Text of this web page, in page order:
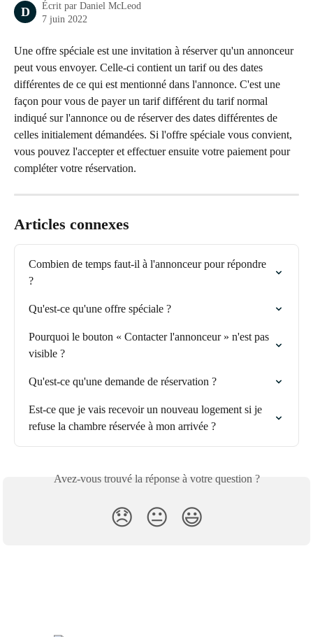
D Écrit par Daniel McLeod
7 juin 2022
Une offre spéciale est une invitation à réserver qu'un annonceur
peut vous envoyer. Celle-ci contient un tarif ou des dates
différentes de ce qui est mentionné dans l'annonce. C'est une
façon pour vous de payer un tarif différent du tarif normal
indiqué sur l'annonce ou de réserver des dates différentes de
celles initialement démandées. Si l'offre spéciale vous convient,
vous pouvez l'accepter et effectuer ensuite votre paiement pour
compléter votre réservation.
Articles connexes
Combien de temps faut-il à l'annonceur pour répondre
?
Qu'est-ce qu'une offre spéciale ?
Pourquoi le bouton « Contacter l'annonceur » n'est pas
visible ?
Qu'est-ce qu'une demande de réservation ?
Est-ce que je vais recevoir un nouveau logement si je
refuse la chambre réservée à mon arrivée ?
Avez-vous trouvé la réponse à votre question ?
😞 😐 😃